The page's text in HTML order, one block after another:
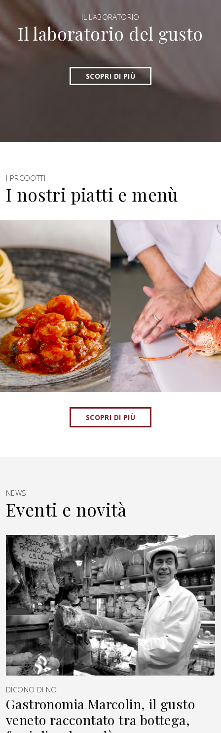
IL LABORATORIO
Il laboratorio del gusto
SCOPRI DI PIÙ
I PRODOTTI
I nostri piatti e menù
SCOPRI DI PIÙ
NEWS
Eventi e novità
DICONO DI NOI
Gastronomia Marcolin, il gusto
veneto raccontato tra bottega,